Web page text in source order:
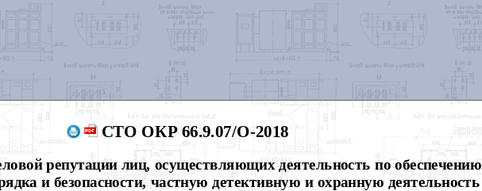
СТО ОКР 66.9.07/О-2018
репутации лиц, осуществляющих деятельность по обеспечению
и безопасности, частную детективную и охранную деятельность